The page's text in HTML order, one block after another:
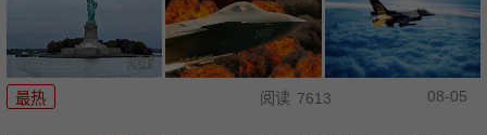
最热 阅读 7613 08-05